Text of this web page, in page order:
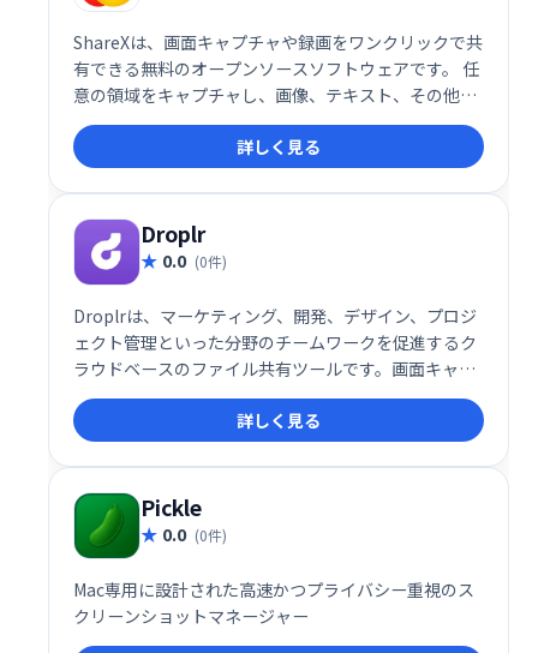
ShareXは、画面キャプチャや録画をワンクリックで共
有できる無料のオープンソースソフトウェアです。 任
意の領域をキャプチャし、画像、テキスト、その他フ
ァイルを50種類以上のサービスにアップロード可能で
す。手軽で高機能な画面共有ツールとして、作業効率
の向上に貢献します。
詳しく見る
Droplr
0.0 (0件)
Droplrは、マーケティング、開発、デザイン、プロジ
ェクト管理といった分野のチームワークを促進するク
ラウドベースのファイル共有ツールです。画面キャプ
チャ、メモ作成、URL短縮、ファイル保存といった機
能に加え、分析機能も提供。リモートワークでの円滑
な共同作業を支援し、生産性向上に貢献します。 チー
ムのコミュニケーション効率を大幅に向上させたい企
業に最適です。
詳しく見る
Pickle
0.0 (0件)
Mac専用に設計された高速かつプライバシー重視のス
クリーンショットマネージャー